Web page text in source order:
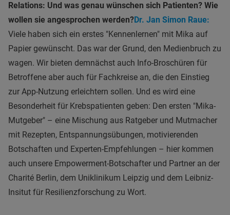
Relations: Und was genau wünschen sich Patienten? Wie
wollen sie angesprochen werden?Dr. Jan Simon Raue:
Viele haben sich ein erstes "Kennenlernen" mit Mika auf
Papier gewünscht. Das war der Grund, den Medienbruch zu
wagen. Wir bieten demnächst auch Info-Broschüren für
Betroffene aber auch für Fachkreise an, die den Einstieg
zur App-Nutzung erleichtern sollen. Und es wird eine
Besonderheit für Krebspatienten geben: Den ersten "Mika-
Mutgeber" – eine Mischung aus Ratgeber und Mutmacher
mit Rezepten, Entspannungsübungen, motivierenden
Botschaften und Experten-Empfehlungen – hier kommen
auch unsere Empowerment-Botschafter und Partner an der
Charité Berlin, dem Uniklinikum Leipzig und dem Leibniz-
Insitut für Resilienzforschung zu Wort.